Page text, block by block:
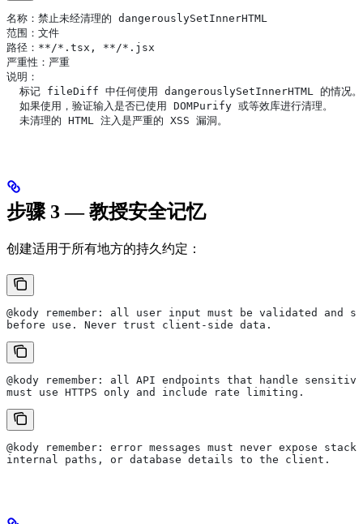
名称：禁止未经清理的 dangerouslySetInnerHTML
范围：文件
路径：**/*.tsx, **/*.jsx
严重性：严重
说明：
  标记 fileDiff 中任何使用 dangerouslySetInnerHTML 的情况。
  如果使用，验证输入是否已使用 DOMPurify 或等效库进行清理。
  未清理的 HTML 注入是严重的 XSS 漏洞。
步骤 3 — 教授安全记忆
创建适用于所有地方的持久约定：
@kody remember: all user input must be validated and
before use. Never trust client-side data.
@kody remember: all API endpoints that handle
must use HTTPS only and include rate limiting.
@kody remember: error messages must never expose
internal paths, or database details to the client.